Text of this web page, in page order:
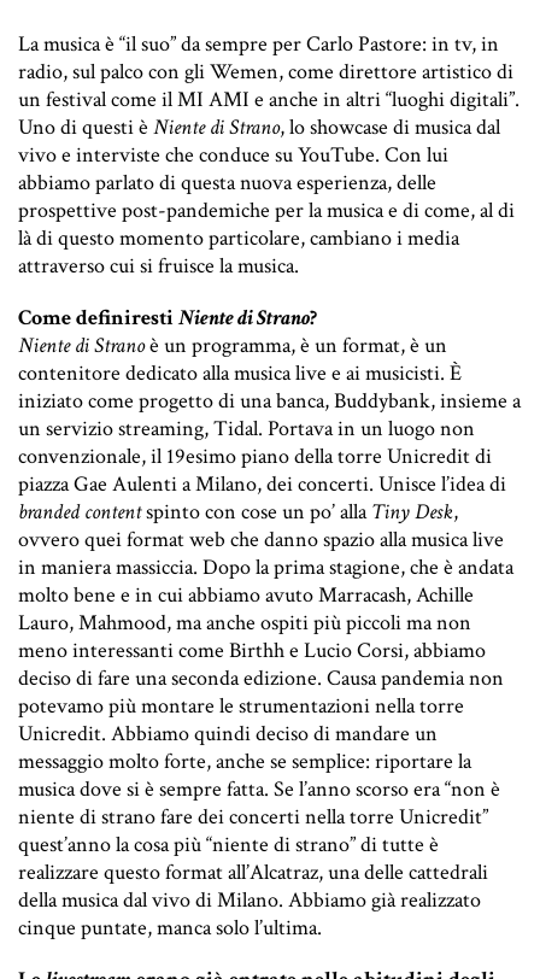
La musica è “il suo” da sempre per Carlo Pastore: in tv, in
radio, sul palco con gli Wemen, come direttore artistico di
un festival come il MI AMI e anche in altri “luoghi digitali”.
Uno di questi è Niente di Strano, lo showcase di musica dal
vivo e interviste che conduce su YouTube. Con lui
abbiamo parlato di questa nuova esperienza, delle
prospettive post-pandemiche per la musica e di come, al di
là di questo momento particolare, cambiano i media
attraverso cui si fruisce la musica.
Come definirestiNiente di Strano?
Niente di Stranoè un programma, è un format, è un
contenitore dedicato alla musica live e ai musicisti. È
iniziato come progetto di una banca, Buddybank, insieme a
un servizio streaming, Tidal. Portava in un luogo non
convenzionale, il 19esimo piano della torre Unicredit di
piazza Gae Aulenti a Milano, dei concerti. Unisce l’idea di
branded contentspinto con cose un po’ allaTiny Desk,
ovvero quei format web che danno spazio alla musica live
in maniera massiccia. Dopo la prima stagione, che è andata
molto bene e in cui abbiamo avuto Marracash, Achille
Lauro, Mahmood, ma anche ospiti più piccoli ma non
meno interessanti come Birthh e Lucio Corsi, abbiamo
deciso di fare una seconda edizione. Causa pandemia non
potevamo più montare le strumentazioni nella torre
Unicredit. Abbiamo quindi deciso di mandare un
messaggio molto forte, anche se semplice: riportare la
musica dove si è sempre fatta. Se l’anno scorso era “non è
niente di strano fare dei concerti nella torre Unicredit”
quest’anno la cosa più “niente di strano” di tutte è
realizzare questo format all’Alcatraz, una delle cattedrali
della musica dal vivo di Milano. Abbiamo già realizzato
cinque puntate, manca solo l’ultima.